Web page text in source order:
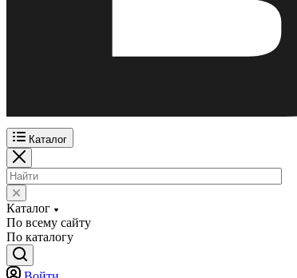
Каталог
Каталог
По всему сайту
По каталогу